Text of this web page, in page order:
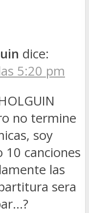
dice:
5:20 pm
no termine
soy
canciones
las
sera